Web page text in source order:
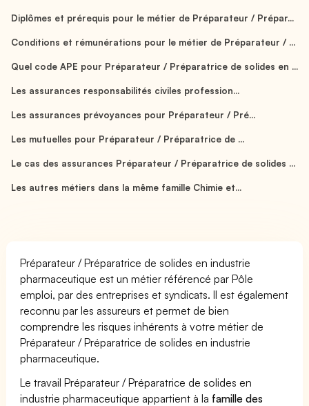
Diplômes et prérequis pour le métier de Préparateur / Prépar...
Conditions et rémunérations pour le métier de Préparateur / ...
Quel code APE pour Préparateur / Préparatrice de solides en ...
Les assurances responsabilités civiles profession...
Les assurances prévoyances pour Préparateur / Pré...
Les mutuelles pour Préparateur / Préparatrice de ...
Le cas des assurances Préparateur / Préparatrice de solides ...
Les autres métiers dans la même famille Chimie et...
Préparateur / Préparatrice de solides en industrie
pharmaceutique est un métier référencé par Pôle
emploi, par des entreprises et syndicats. Il est également
reconnu par les assureurs et permet de bien
comprendre les risques inhérents à votre métier de
Préparateur / Préparatrice de solides en industrie
pharmaceutique.
Le travail Préparateur / Préparatrice de solides en
industrie pharmaceutique appartient à la famille des